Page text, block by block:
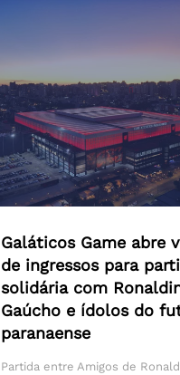
Galáticos Game abre
de ingressos para
solidária com
Gaúcho e ídolos do
paranaense
Partida entre Amigos de